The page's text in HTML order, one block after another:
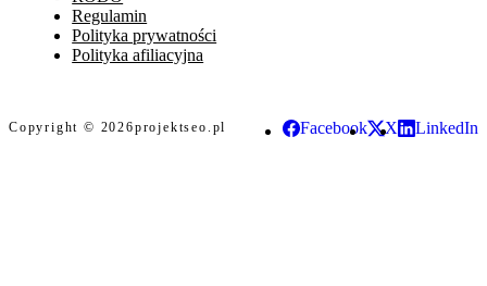
Regulamin
Polityka prywatności
Polityka afiliacyjna
Copyright © 2026projektseo.pl Facebook X LinkedIn